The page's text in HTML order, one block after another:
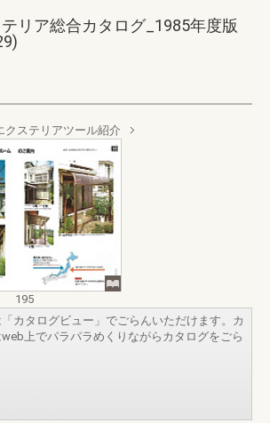
リア総合カタログ_1985年度版
クステリアツール紹介
195
カタログビュー」でごらんいただけます。カ
上でパラパラめくりながらカタログをごら